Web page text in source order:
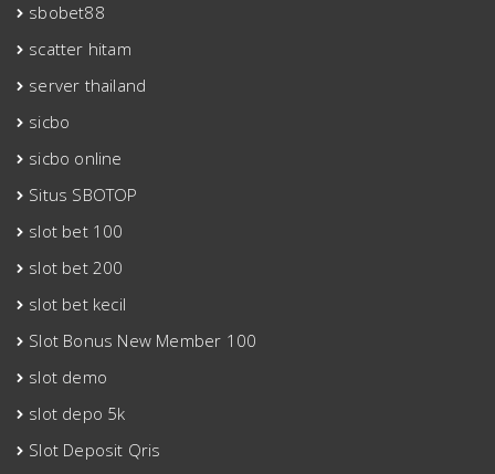
sbobet88
scatter hitam
server thailand
sicbo
sicbo online
Situs SBOTOP
slot bet 100
slot bet 200
slot bet kecil
Slot Bonus New Member 100
slot demo
slot depo 5k
Slot Deposit Qris